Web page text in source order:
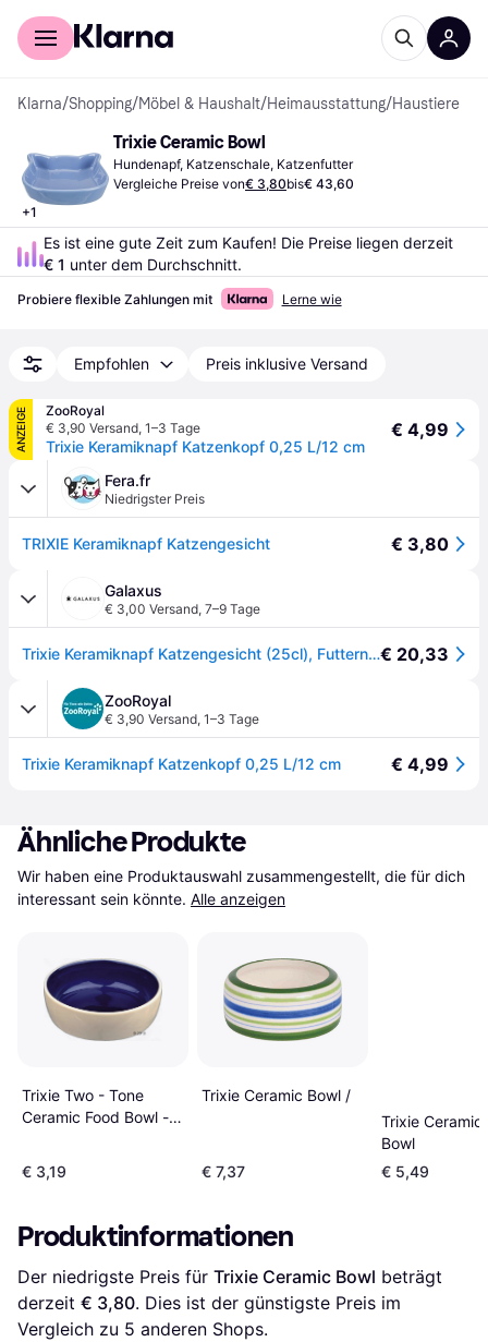
Für Shopper
Klarna/Shopping/Möbel & Haushalt/Heimausstattung/Haustiere
+1
Trixie Ceramic Bowl
Hundenapf, Katzenschale, Katzenfutter
Vergleiche Preise von€ 3,80bis€ 43,60
€ 1 unter dem Durchschnitt.
Probiere flexible Zahlungen mit Lerne wie
Empfohlen Preis inklusive Versand
ANZEIGE
ZooRoyal
€ 3,90 Versand, 1–3 Tage
Trixie Keramiknapf Katzenkopf 0,25 L/12 cm
€ 4,99
Fera.fr
Niedrigster Preis
TRIXIE Keramiknapf Katzengesicht € 3,80
Galaxus
€ 3,00 Versand, 7–9 Tage
Trixie Keramiknapf Katzengesicht (25cl), Futternapf€ 20,33
ZooRoyal
€ 3,90 Versand, 1–3 Tage
Trixie Keramiknapf Katzenkopf 0,25 L/12 cm € 4,99
Ähnliche Produkte
Wir haben eine Produktauswahl zusammengestellt, die für dich
interessant sein könnte. Alle anzeigen
Trixie Two - Tone
Ceramic Food Bowl -
€ 3,19
Trixie Ceramic Bowl /
€ 7,37
Trixie Ceramic
Bowl
€ 5,49
Produktinformationen
Der niedrigste Preis für Trixie Ceramic Bowl beträgt
derzeit € 3,80. Dies ist der günstigste Preis im
Vergleich zu 5 anderen Shops.